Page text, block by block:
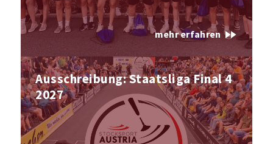
mehr erfahren fast_forward
Ausschreibung: Staatsliga Final 4
2027